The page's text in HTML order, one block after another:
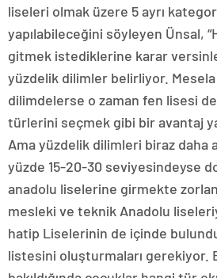
liseleri olmak üzere 5 ayrı
yapılabileceğini söyleyen Ünsal,
gitmek istediklerine karar
yüzdelik dilimler belirliyor. Mesela
dilimdelerse o zaman fen lisesi
türlerini seçmek gibi bir avantaj
Ama yüzdelik dilimleri biraz daha
yüzde 15-20-30 seviyesindeyse
anadolu liselerine girmekte
mesleki ve teknik Anadolu
hatip Liselerinin de içinde
listesini oluşturmaları gerekiyor.